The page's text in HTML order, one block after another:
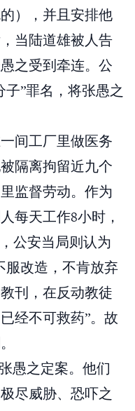
），并且安排他
当陆道雄被人告
之受到牵连。公
”罪名，将张愚之
间工厂里做医务
隔离拘留近九个
监督劳动。作为
每天工作8小时，
公安当局则认为
服改造，不肯放弃
刊，在反动教徒
经不可救药”。故
愚之定案。他们
尽威胁、恐吓之